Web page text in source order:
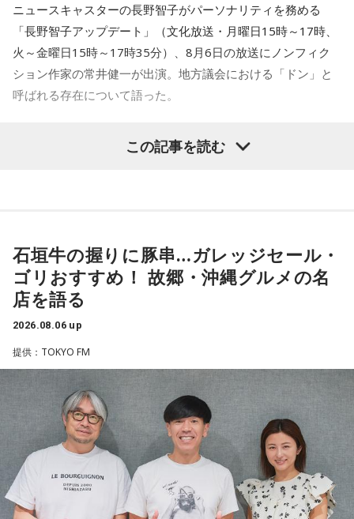
大阪公演の前の日もお仕事だったんですけど、そのお仕事が
終わったらすぐ大阪に帰って、ちょっとだけ（愛猫の）まろ
んにも会えたんですよ。それで、その次の日にライブをし
て、家族が観に来てくれて、帰ったという大阪ライフでした
ね。
「551の豚まんがあるとき？ ないとき？」っていうCMがある
リスナーちゃんはそのことを言ってくれていて、それも楽し
かった！ 私も大阪に行く前から「みんなでやれたら楽しいだ
ろうな」と思っていたから、そういうこともできて楽しかっ
たですね！ 来てくれてありがとう！
この日の放送をradikoタイムフリーで聴く
※放送エリア外の方は、プレミアム会員の登録でご利用いた
だけます。
----------------------------------------------------
＜番組概要＞
番組名：SCHOOL OF LOCK!
パーソナリティ：アンジー校長（アンジェリーナ1/3・
Gacharic Spin）、たんぼ教頭（溝上たんぼ）
放送日時：月曜～木曜 22:00～23:55／金曜 22:00～22:55
ニュースキャスターの長野智子がパーソナリティを務める
「長野智子アップデート」（文化放送・月曜日15時～17時、
火～金曜日15時～17時35分）、8月6日の放送にノンフィク
ション作家の常井健一が出演。地方議会における「ドン」と
呼ばれる存在について語った。
鈴木敏夫（文化放送解説委員）
「福岡県議会で浮上した、議
長ポストをめぐる現金授受疑惑です。その渦中にいる藏内勇
常井健一「『ドン』はスペイン語に由来する外来語です。ボ
スよりもさらにスケールの大きな権力者を示す言葉として定
着しました。いま、ドンとして注目されるのが福岡県議会の
藏内議長。福岡県内には一昔前から『福岡三国志』という言
葉がありまして。現在は麻生太郎さん、武田良太さん、そし
て藏内さんが熾烈な権力闘争を繰り広げています」
「藏内さんだけ県議、ということですね」
常井「なぜ1人の地方議員が永田町の大物にも匹敵する大きな
力を持ったのか。きょうは福岡を入口に、全国に共通するド
ンの条件を探ります。私、10年ほど前に全国各地の地方選挙
を取材していたとき、どこへ行ってもドンと呼ばれる地元の
この記事を読む
石垣牛の握りに豚串…ガレッジセール・
ゴリおすすめ！ 故郷・沖縄グルメの名
店を語る
2026.08.06 up
提供：TOKYO FM